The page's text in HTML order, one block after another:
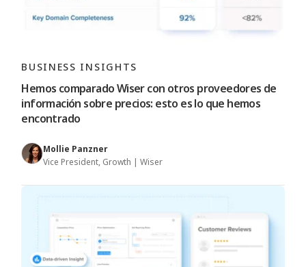
BUSINESS INSIGHTS
Hemos comparado Wiser con otros proveedores de
información sobre precios: esto es lo que hemos
encontrado
Mollie Panzner
Vice President, Growth | Wiser